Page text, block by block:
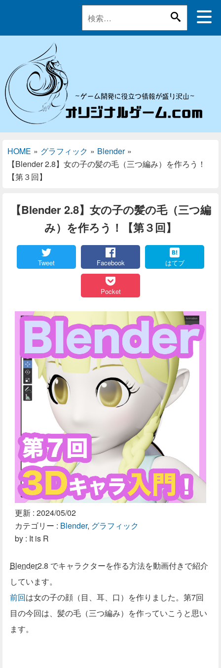
HOME » グラフィック » Blender »
【Blender 2.8】女の子の髪の毛（三つ編み）を作ろう！
【第３回】
【Blender 2.8】女の子の髪の毛（三つ編
み）を作ろう！【第３回】
Tweet Facebook はてブ
Pocket
更新 : 2024/05/02
カテゴリー : Blender, グラフィック
by : It is R
Blender2.8 でキャラクターを作る方法を動画付きで紹介
しています。
前回は女の子の顔（目、耳、口）を作りました。第7回
目の今回は、髪の毛（三つ編み）を作っていこうと思い
ます。